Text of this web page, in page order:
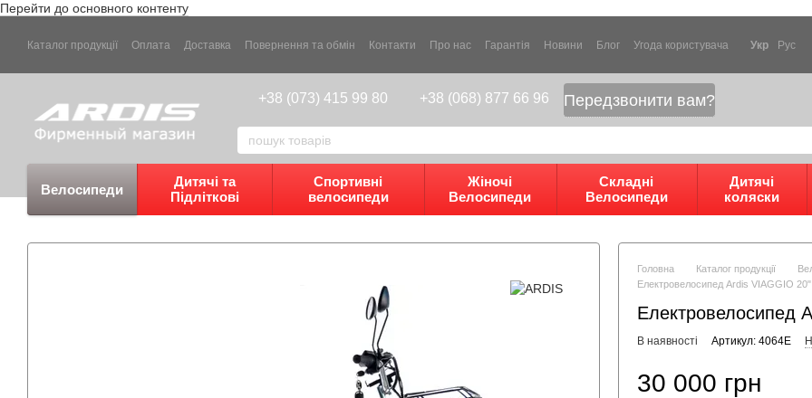
Перейти до основного контенту
Каталог продукції Оплата Доставка Повернення та обмін Контакти Про нас Гарантія Новини Блог Угода користувача Укр
Рус
+38 (073) 415 99 80 +38 (068) 877 66 96 Передзвонити вам?
Велосипеди
Дитячі та
Підліткові
Спортивні
велосипеди
Жіночі
Велосипеди
Складні
Велосипеди
Дитячі
коляски
Головна Каталог продукції
Електровелосипед Ardis VIAGGIO
Електровелосипед
В наявності Артикул: 4064Е
30 000 грн